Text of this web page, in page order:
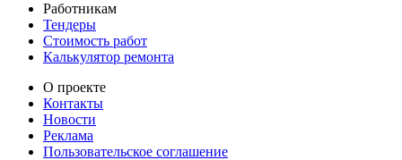
Работникам
Тендеры
Стоимость работ
Калькулятор ремонта
О проекте
Контакты
Новости
Реклама
Пользовательское соглашение